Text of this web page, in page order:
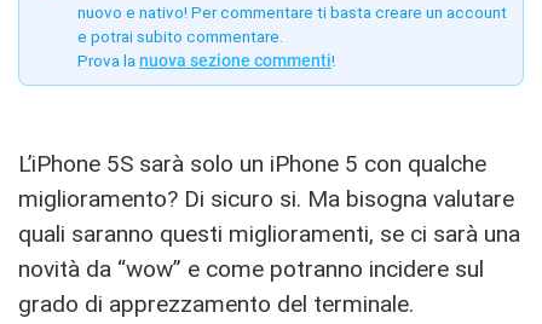
nuovo e nativo! Per commentare ti basta creare un account
e potrai subito commentare.
Prova la nuova sezione commenti!
L’iPhone 5S sarà solo un iPhone 5 con qualche
miglioramento? Di sicuro si. Ma bisogna valutare
quali saranno questi miglioramenti, se ci sarà una
novità da “wow” e come potranno incidere sul
grado di apprezzamento del terminale.